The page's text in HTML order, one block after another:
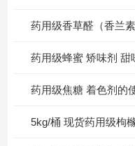
药用级香草醛（香兰
药用级蜂蜜 矫味剂 甜
药用级焦糖 着色剂的
5kg/桶 现货药用级枸